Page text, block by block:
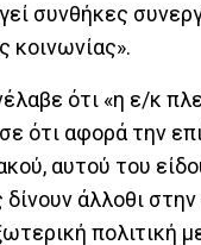
συνθήκες
κοινωνίας».
ότι «η ε/κ
ότι αφορά την
αυτού του
δίνουν άλλοθι
πολιτική